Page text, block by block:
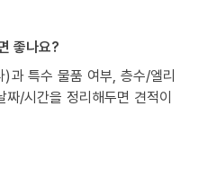
좋나요?
과 특수 물품 여부, 층수/엘리
/시간을 정리해두면 견적이